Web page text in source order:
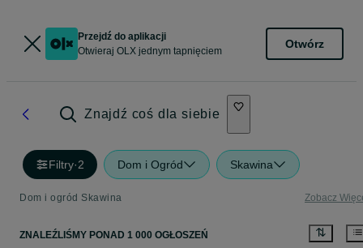
Przejdź do aplikacji
Otwieraj OLX jednym tapnięciem
Otwórz
Znajdź coś dla siebie
Filtry·2 Dom i Ogród Skawina
Dom i ogród Skawina Zobacz
ZNALEŹLIŚMY PONAD 1 000 OGŁOSZEŃ